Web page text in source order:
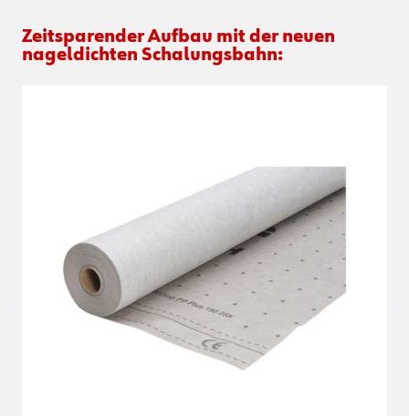
Zeitsparender Aufbau mit der neuen
nageldichten Schalungsbahn: